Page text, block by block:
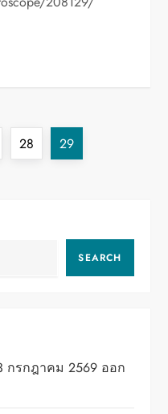
Page
28 Page
29
SEARCH
กรกฎาคม 2569 ออก